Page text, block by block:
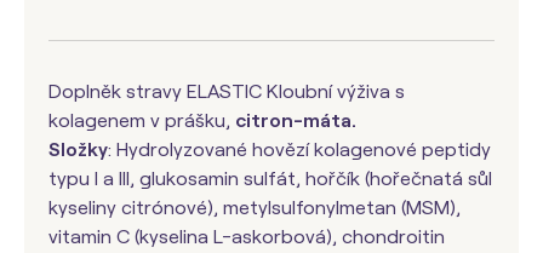
Doplněk stravy ELASTIC Kloubní výživa s
kolagenem v prášku, citron-máta.
Složky: Hydrolyzované hovězí kolagenové peptidy
typu I a III, glukosamin sulfát, hořčík (hořečnatá sůl
kyseliny citrónové), metylsulfonylmetan (MSM),
vitamin C (kyselina L-askorbová), chondroitin